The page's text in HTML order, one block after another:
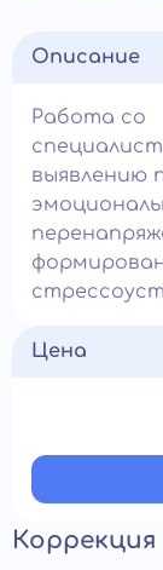
Описание
Работа со
выявлению
Цена